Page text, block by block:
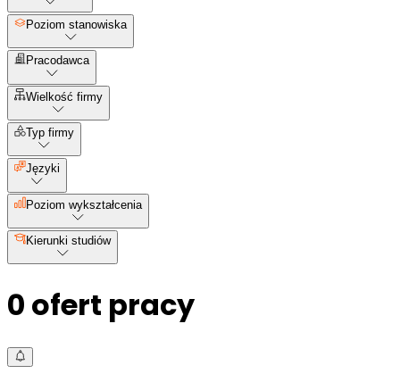
Poziom stanowiska
Pracodawca
Wielkość firmy
Typ firmy
Języki
Poziom wykształcenia
Kierunki studiów
0 ofert pracy